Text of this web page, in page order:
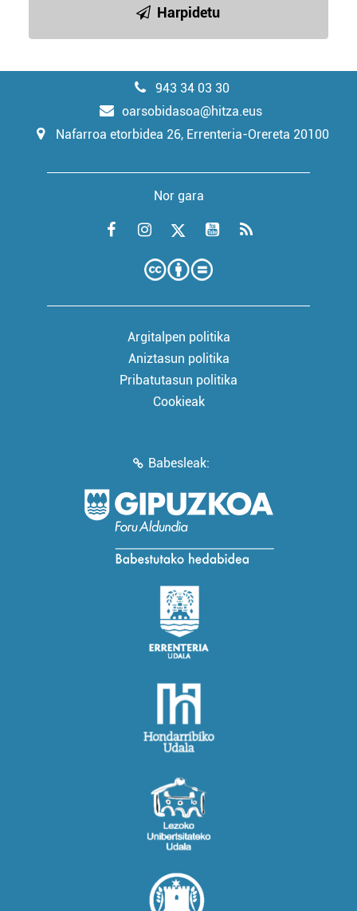
Harpidetu
943 34 03 30
oarsobidasoa@hitza.eus
Nafarroa etorbidea 26, Errenteria-Orereta 20100
Nor gara
Argitalpen politika
Aniztasun politika
Pribatutasun politika
Cookieak
Babesleak: